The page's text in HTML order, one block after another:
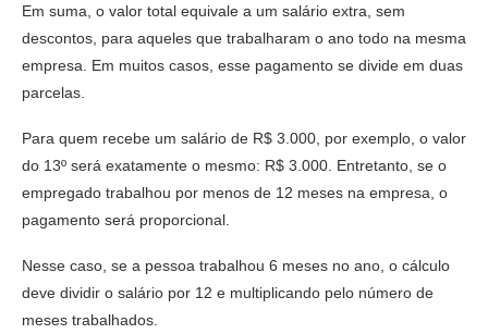
Em suma, o valor total equivale a um salário extra, sem
descontos, para aqueles que trabalharam o ano todo na mesma
empresa. Em muitos casos, esse pagamento se divide em duas
parcelas.
Para quem recebe um salário de R$ 3.000, por exemplo, o valor
do 13º será exatamente o mesmo: R$ 3.000. Entretanto, se o
empregado trabalhou por menos de 12 meses na empresa, o
pagamento será proporcional.
Nesse caso, se a pessoa trabalhou 6 meses no ano, o cálculo
deve dividir o salário por 12 e multiplicando pelo número de
meses trabalhados.